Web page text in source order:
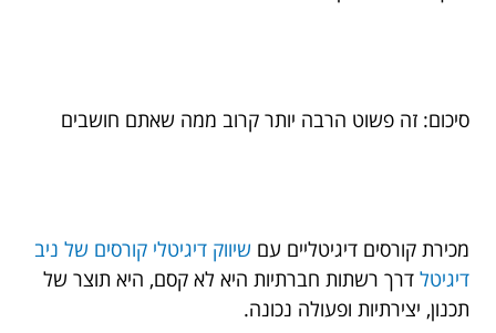
סיכום: זה פשוט הרבה יותר קרוב ממה שאתם חושבים
מכירת קורסים דיגיטליים עם שיווק דיגיטלי קורסים של ניב
דיגיטל דרך רשתות חברתיות היא לא קסם, היא תוצר של
תכנון, יצירתיות ופעולה נכונה.